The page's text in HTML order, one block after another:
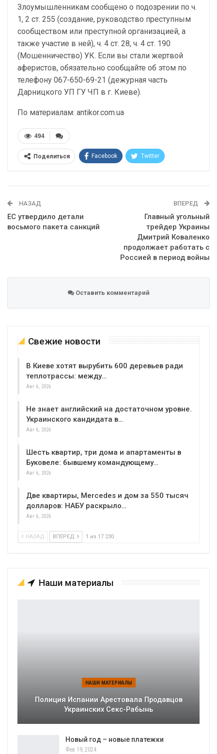
Злоумышленникам сообщено о подозрении по ч.
1, 2 ст. 255 (создание, руководство преступным
сообществом или преступной организацией, а
также участие в ней), ч. 4 ст. 28, ч. 4 ст. 190
(Мошенничество) УК. Если вы стали жертвой
аферистов, обязательно сообщайте об этом по
телефону 067-650-69-21 (дежурная часть
Дарницкого УП ГУ ЧП в г. Киеве).
По материалам: antikor.com.ua
494
Поделиться Facebook Twitter
НАЗАД
ЕС утвердило детали
восьмого пакета санкций
ВПЕРЕД
Главный угольный
трейдер Украины
Дмитрий Коваленко
продолжает работать с
Россией в период войны
Оставить комментарий
Свежие новости
В Киеве хотят вырубить 600 деревьев ради
теплотрассы: между…
Авг 6, 2026
Не знает английский на достаточном уровне.
Украинского кандидата в…
Авг 6, 2026
Шесть квартир, три дома и апартаменты в
Буковеле: бывшему командующему…
Авг 6, 2026
Две квартиры, Mercedes и дом за 550 тысяч
долларов: НАБУ раскрыло…
Авг 6, 2026
НАЗАД ВПЕРЕД 1 из 17 230
Наши материалы
НАШИ МАТЕРИАЛЫ
Полиция Испании Арестовала Продавцов
Украинских Секс-Рабынь
Новый год – новые платежки
Фев 19, 2024